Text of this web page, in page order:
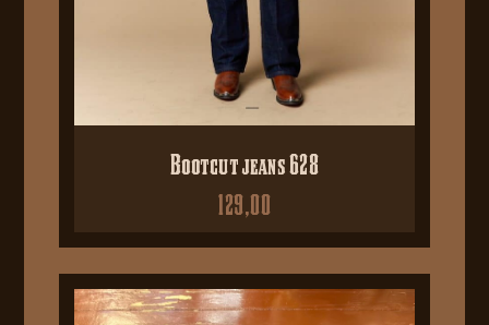
Bootcut jeans 628
129,00